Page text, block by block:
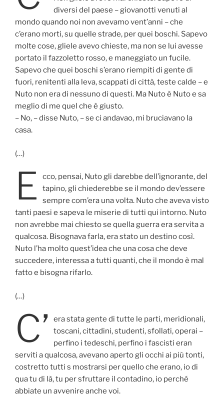
diversi del paese – giovanotti venuti al
mondo quando noi non avevamo vent’anni – che
c’erano morti, su quelle strade, per quei boschi. Sapevo
molte cose, gliele avevo chieste, ma non se lui avesse
portato il fazzoletto rosso, e maneggiato un fucile.
Sapevo che quei boschi s’erano riempiti di gente di
fuori, renitenti alla leva, scappati di città, teste calde – e
Nuto non era di nessuno di questi. Ma Nuto è Nuto e sa
meglio di me quel che è giusto.
– No, – disse Nuto, – se ci andavao, mi bruciavano la
casa.
(…)
E
cco, pensai, Nuto gli darebbe dell’ignorante, del
tapino, gli chiederebbe se il mondo dev’essere
sempre com’era una volta. Nuto che aveva visto
tanti paesi e sapeva le miserie di tutti qui intorno. Nuto
non avrebbe mai chiesto se quella guerra era servita a
qualcosa. Bisognava farla, era stato un destino così.
Nuto l’ha molto quest’idea che una cosa che deve
succedere, interessa a tutti quanti, che il mondo è mal
fatto e bisogna rifarlo.
(…)
C’
era stata gente di tutte le parti, meridionali,
toscani, cittadini, studenti, sfollati, operai –
perfino i tedeschi, perfino i fascisti eran
serviti a qualcosa, avevano aperto gli occhi ai più tonti,
costretto tutti s mostrarsi per quello che erano, io di
qua tu di là, tu per sfruttare il contadino, io perché
abbiate un avvenire anche voi.